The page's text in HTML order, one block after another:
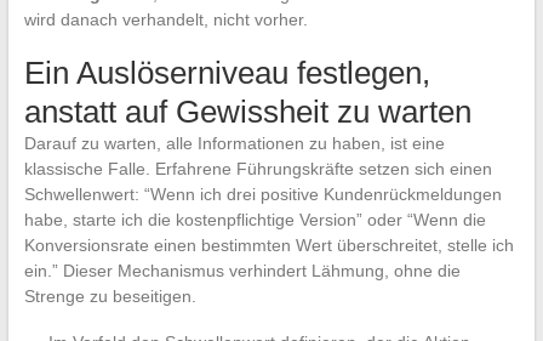
wird danach verhandelt, nicht vorher.
Ein Auslöserniveau festlegen,
anstatt auf Gewissheit zu warten
Darauf zu warten, alle Informationen zu haben, ist eine
klassische Falle. Erfahrene Führungskräfte setzen sich einen
Schwellenwert: “Wenn ich drei positive Kundenrückmeldungen
habe, starte ich die kostenpflichtige Version” oder “Wenn die
Konversionsrate einen bestimmten Wert überschreitet, stelle ich
ein.” Dieser Mechanismus verhindert Lähmung, ohne die
Strenge zu beseitigen.